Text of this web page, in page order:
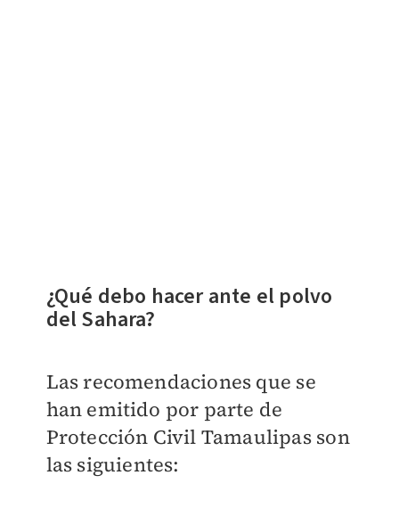
¿Qué debo hacer ante el polvo
del Sahara?
Las recomendaciones que se
han emitido por parte de
Protección Civil Tamaulipas son
las siguientes: